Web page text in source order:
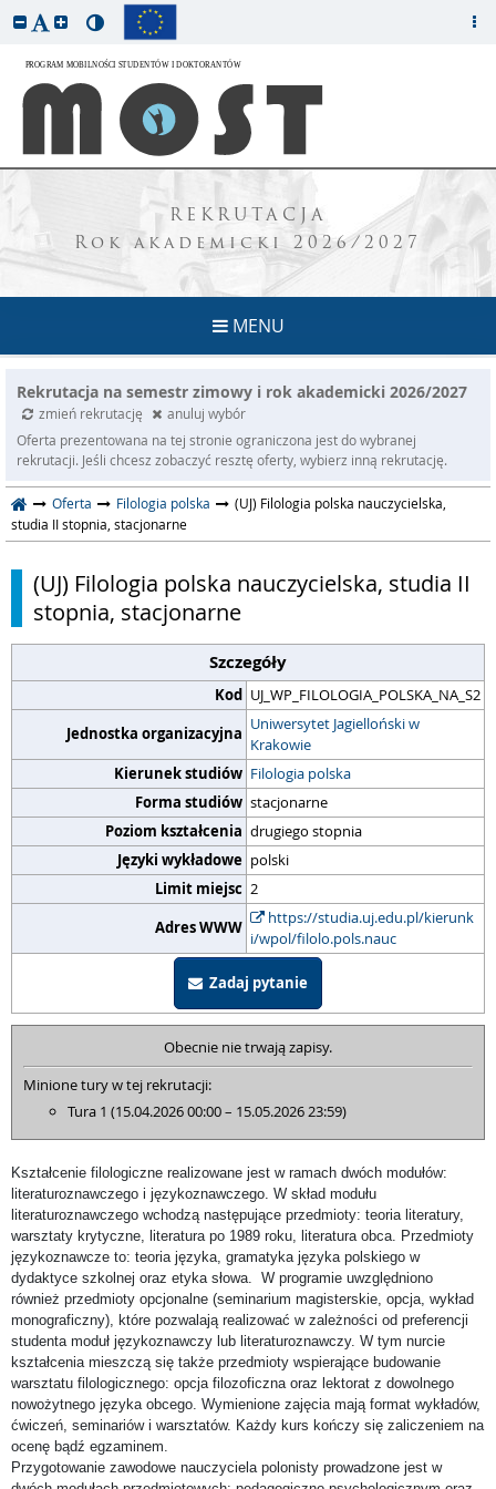
REKRUTACJA
Rok akademicki 2026/2027
MENU
Rekrutacja na semestr zimowy i rok akademicki 2026/2027
zmień rekrutację
anuluj wybór
Oferta prezentowana na tej stronie ograniczona jest do wybranej
rekrutacji. Jeśli chcesz zobaczyć resztę oferty, wybierz inną rekrutację.
Oferta Filologia polska
(UJ) Filologia polska nauczycielska,
studia II stopnia, stacjonarne
(UJ) Filologia polska nauczycielska, studia II
stopnia, stacjonarne
Szczegóły
Kod UJ_WP_FILOLOGIA_POLSKA_NA_S2
Jednostka organizacyjna Uniwersytet Jagielloński w
Krakowie
Kierunek studiów Filologia polska
Forma studiów stacjonarne
Poziom kształcenia drugiego stopnia
Języki wykładowe polski
Limit miejsc 2
Adres WWW
https://studia.uj.edu.pl/kierunk
i/wpol/filolo.pols.nauc
Zadaj pytanie
Obecnie nie trwają zapisy.
Minione tury w tej rekrutacji:
Tura 1 (15.04.2026 00:00 – 15.05.2026 23:59)
Kształcenie filologiczne realizowane jest w ramach dwóch modułów:
literaturoznawczego i językoznawczego. W skład modułu
literaturoznawczego wchodzą następujące przedmioty: teoria literatury,
warsztaty krytyczne, literatura po 1989 roku, literatura obca. Przedmioty
językoznawcze to: teoria języka, gramatyka języka polskiego w
dydaktyce szkolnej oraz etyka słowa. W programie uwzględniono
również przedmioty opcjonalne (seminarium magisterskie, opcja, wykład
monograficzny), które pozwalają realizować w zależności od preferencji
studenta moduł językoznawczy lub literaturoznawczy. W tym nurcie
kształcenia mieszczą się także przedmioty wspierające budowanie
warsztatu filologicznego: opcja filozoficzna oraz lektorat z dowolnego
nowożytnego języka obcego. Wymienione zajęcia mają format wykładów,
ćwiczeń, seminariów i warsztatów. Każdy kurs kończy się zaliczeniem na
ocenę bądź egzaminem.
Przygotowanie zawodowe nauczyciela polonisty prowadzone jest w